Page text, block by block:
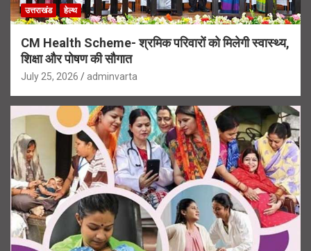
उत्तराखंड हेल्थ
CM Health Scheme- श्रमिक परिवारों को मिलेगी स्वास्थ्य,
शिक्षा और पोषण की सौगात
July 25, 2026 adminvarta